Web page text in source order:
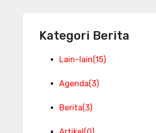
Kategori Berita
Lain-lain(15)
Agenda(3)
Berita(3)